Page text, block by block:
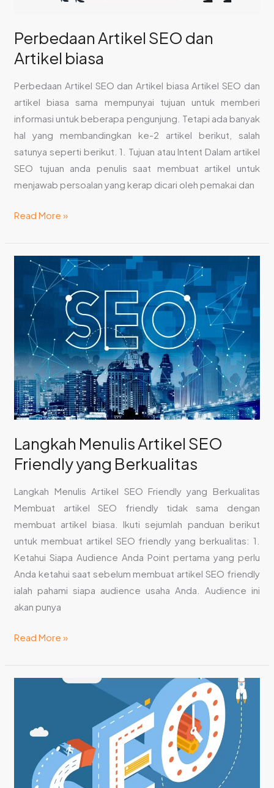
Perbedaan Artikel SEO dan
Artikel biasa
Perbedaan Artikel SEO dan Artikel biasa Artikel SEO dan
artikel biasa sama mempunyai tujuan untuk memberi
informasi untuk beberapa pengunjung. Tetapi ada banyak
hal yang membandingkan ke-2 artikel berikut, salah
satunya seperti berikut. 1. Tujuan atau Intent Dalam artikel
SEO tujuan anda penulis saat membuat artikel untuk
menjawab persoalan yang kerap dicari oleh pemakai dan
Read More »
Langkah Menulis Artikel SEO
Friendly yang Berkualitas
Langkah Menulis Artikel SEO Friendly yang Berkualitas
Membuat artikel SEO friendly tidak sama dengan
membuat artikel biasa. Ikuti sejumlah panduan berikut
untuk membuat artikel SEO friendly yang berkualitas: 1.
Ketahui Siapa Audience Anda Point pertama yang perlu
Anda ketahui saat sebelum membuat artikel SEO friendly
ialah pahami siapa audience usaha Anda. Audience ini
akan punya
Langkah
Menulis
Artikel
SEO
Friendly
yang
Berkualitas
Read More »
SEO
Friendly